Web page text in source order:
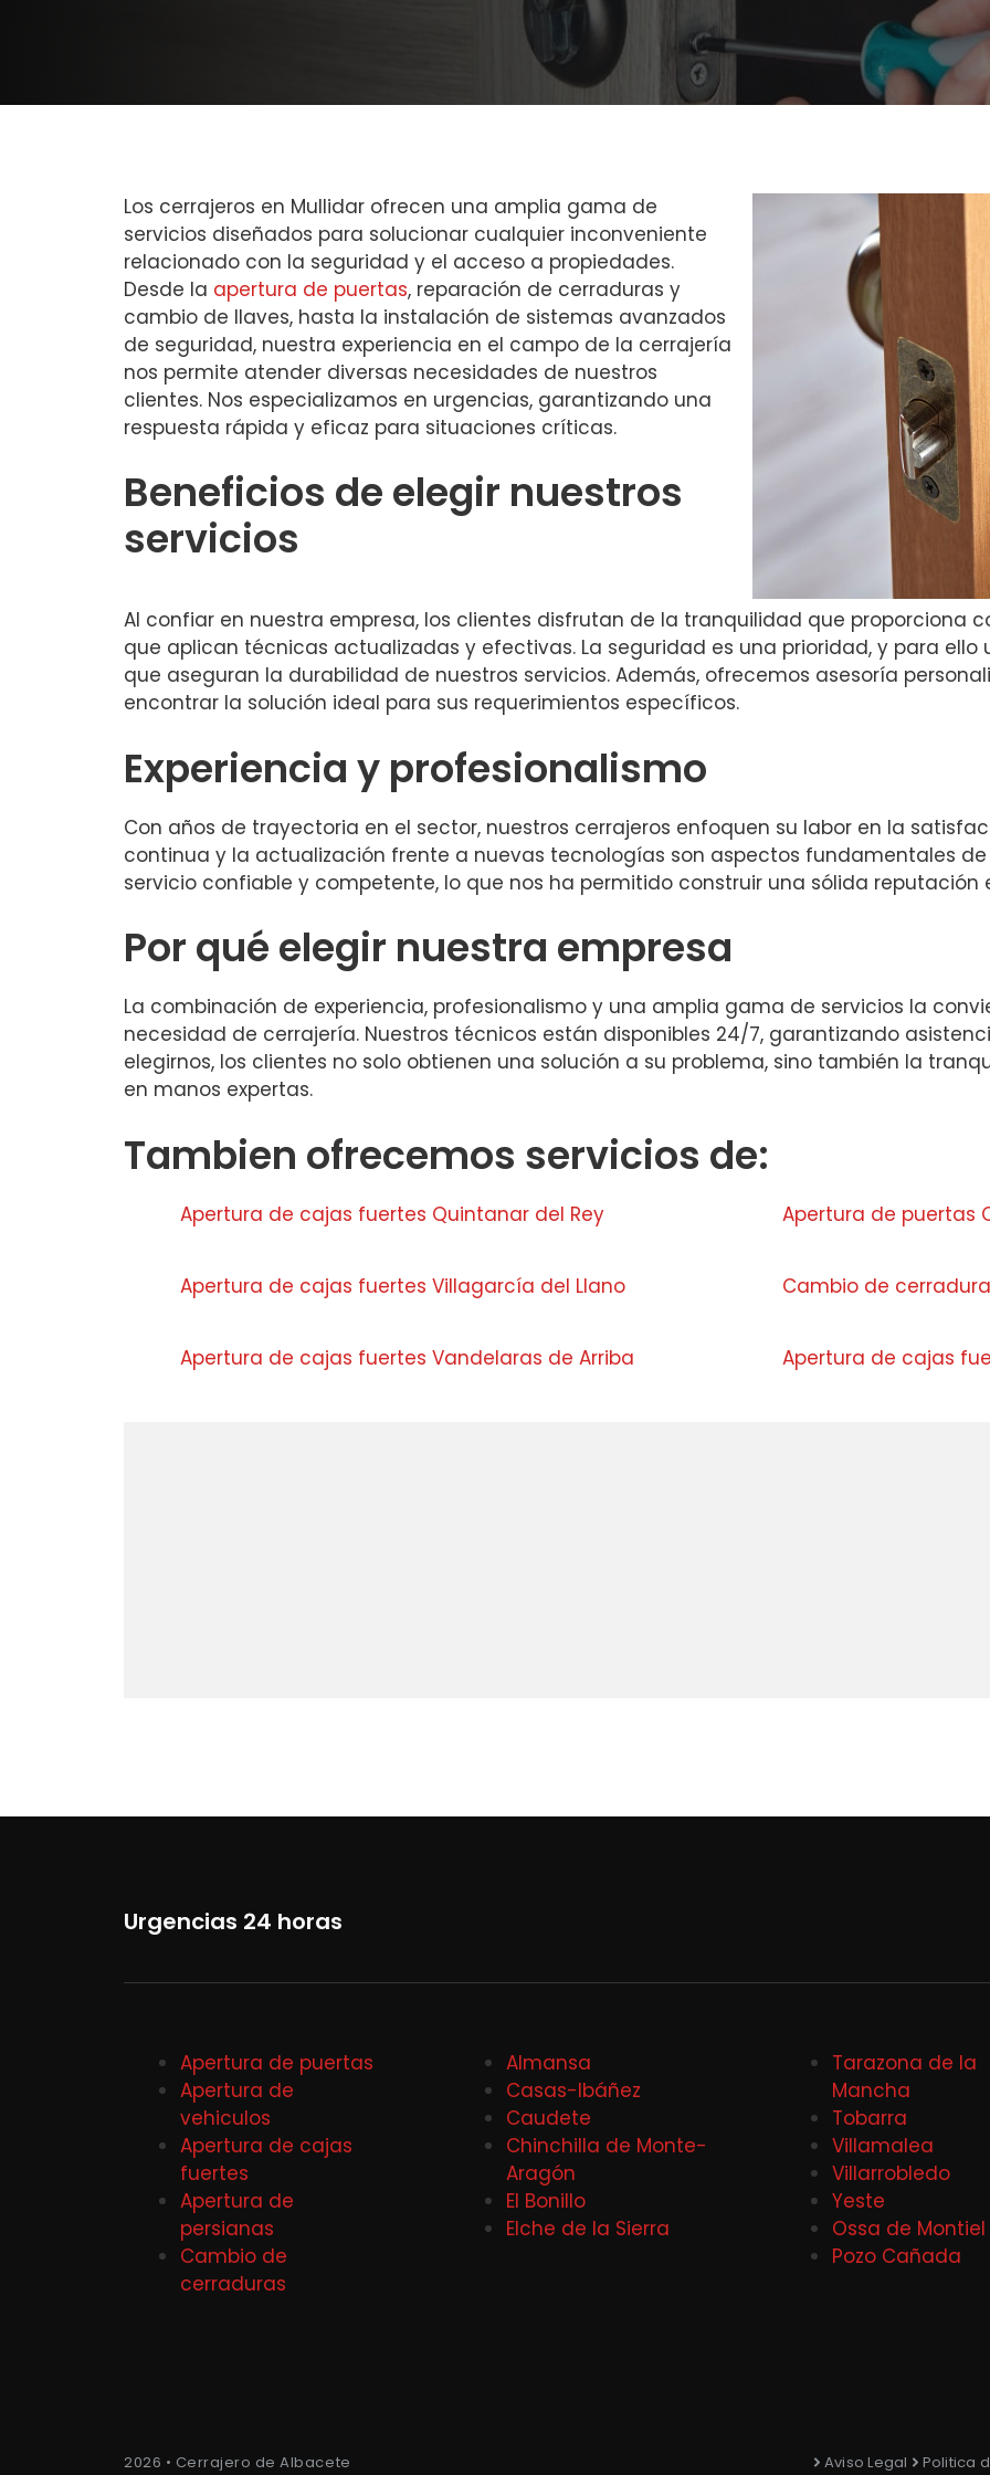
Los cerrajeros en Mullidar ofrecen una amplia gama de
servicios diseñados para solucionar cualquier inconveniente
relacionado con la seguridad y el acceso a propiedades.
Desde la apertura de puertas, reparación de cerraduras y
cambio de llaves, hasta la instalación de sistemas avanzados
de seguridad, nuestra experiencia en el campo de la cerrajería
nos permite atender diversas necesidades de nuestros
clientes. Nos especializamos en urgencias, garantizando una
respuesta rápida y eficaz para situaciones críticas.
Beneficios de elegir nuestros
servicios
Al confiar en nuestra empresa, los clientes disfrutan de la tranquilidad que proporciona
que aplican técnicas actualizadas y efectivas. La seguridad es una prioridad, y para
que aseguran la durabilidad de nuestros servicios. Además, ofrecemos asesoría
encontrar la solución ideal para sus requerimientos específicos.
Experiencia y profesionalismo
Con años de trayectoria en el sector, nuestros cerrajeros enfoquen su labor en la
continua y la actualización frente a nuevas tecnologías son aspectos fundamentales
servicio confiable y competente, lo que nos ha permitido construir una sólida reputación
Por qué elegir nuestra empresa
La combinación de experiencia, profesionalismo y una amplia gama de servicios la
necesidad de cerrajería. Nuestros técnicos están disponibles 24/7, garantizando
elegirnos, los clientes no solo obtienen una solución a su problema, sino también la
en manos expertas.
Tambien ofrecemos servicios de:
Apertura de cajas fuertes Quintanar del Rey Apertura de puertas
Apertura de cajas fuertes Villagarcía del Llano Cambio de
Apertura de cajas fuertes Vandelaras de Arriba Apertura de cajas
Urgencias 24 horas
Apertura de puertas
Apertura de
vehiculos
Apertura de cajas
fuertes
Apertura de
persianas
Cambio de
cerraduras
Almansa
Casas-Ibáñez
Caudete
Chinchilla de Monte-
Aragón
El Bonillo
Elche de la Sierra
Tarazona de la
Mancha
Tobarra
Villamalea
Villarrobledo
Yeste
Ossa de Montiel
Pozo Cañada
2026 • Cerrajero de Albacete Aviso Legal Politica